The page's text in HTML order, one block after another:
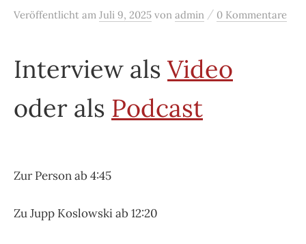
Veröffentlicht am Juli 9, 2025 von admin / 0 Kommentare
Interview alsVideo
oder als Podcast
Zur Person ab 4:45
Zu Jupp Koslowski ab 12:20